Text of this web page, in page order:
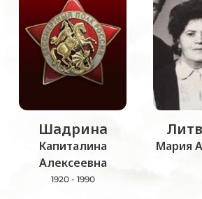
Шадрина
Капиталина
Алексеевна
1920 - 1990
Мария